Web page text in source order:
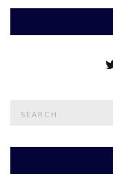
c
f